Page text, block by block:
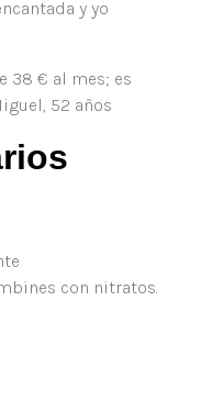
y yo
38 € al mes; es
52 años
con nitratos.